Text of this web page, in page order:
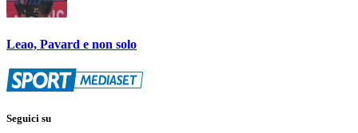
Leao, Pavard e non solo
Seguici su